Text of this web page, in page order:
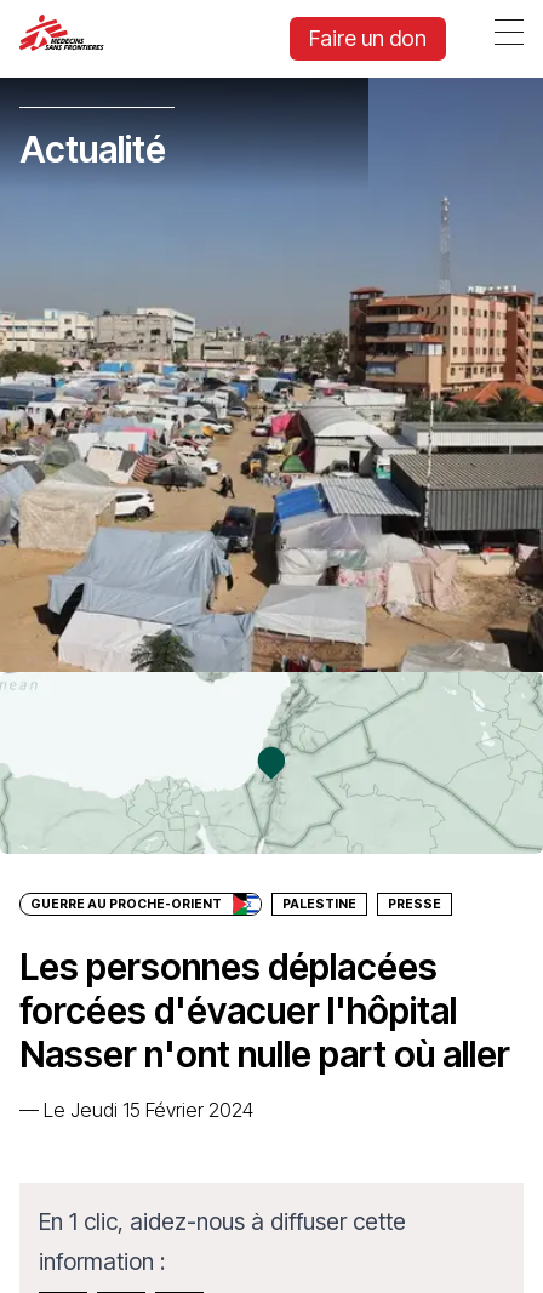
Faire un don
Actualité
GUERRE AU PROCHE-ORIENT PALESTINE PRESSE
Les personnes déplacées
forcées d'évacuer l'hôpital
Nasser n'ont nulle part où aller
— Le Jeudi 15 Février 2024
En 1 clic, aidez-nous à diffuser cette
information :